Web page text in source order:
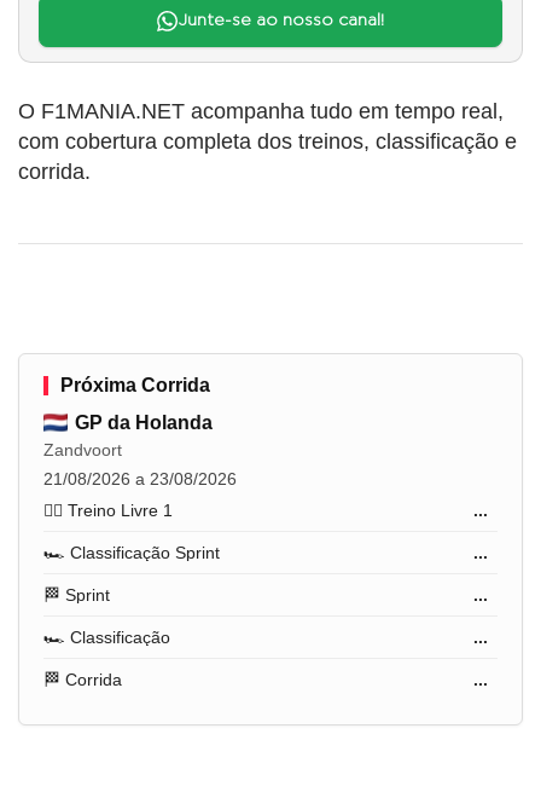
Junte-se ao nosso canal!
O F1MANIA.NET acompanha tudo em tempo real,
com cobertura completa dos treinos, classificação e
corrida.
Próxima Corrida
GP da Holanda
Zandvoort
21/08/2026 a 23/08/2026
🏋️‍♂️ Treino Livre 1
...
🏎️ Classificação Sprint ...
🏁 Sprint ...
🏎️ Classificação ...
🏁 Corrida ...